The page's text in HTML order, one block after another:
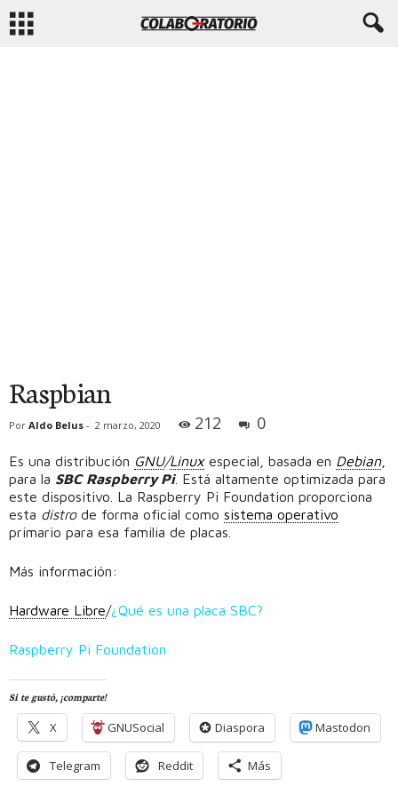
Raspbian
Por Aldo Belus - 2 marzo, 2020 212 0
Es una distribución GNU/Linuxespecial, basada en Debian,
para la SBC Raspberry Pi. Está altamente optimizada para
este dispositivo. La Raspberry Pi Foundation proporciona
esta distrode forma oficial como sistema operativo
primario para esa familia de placas.
Más información:
Hardware Libre/¿Qué es una placa SBC?
Raspberry Pi Foundation
Si te gustó, ¡comparte!
X GNUSocial Diaspora Mastodon
Telegram Reddit Más